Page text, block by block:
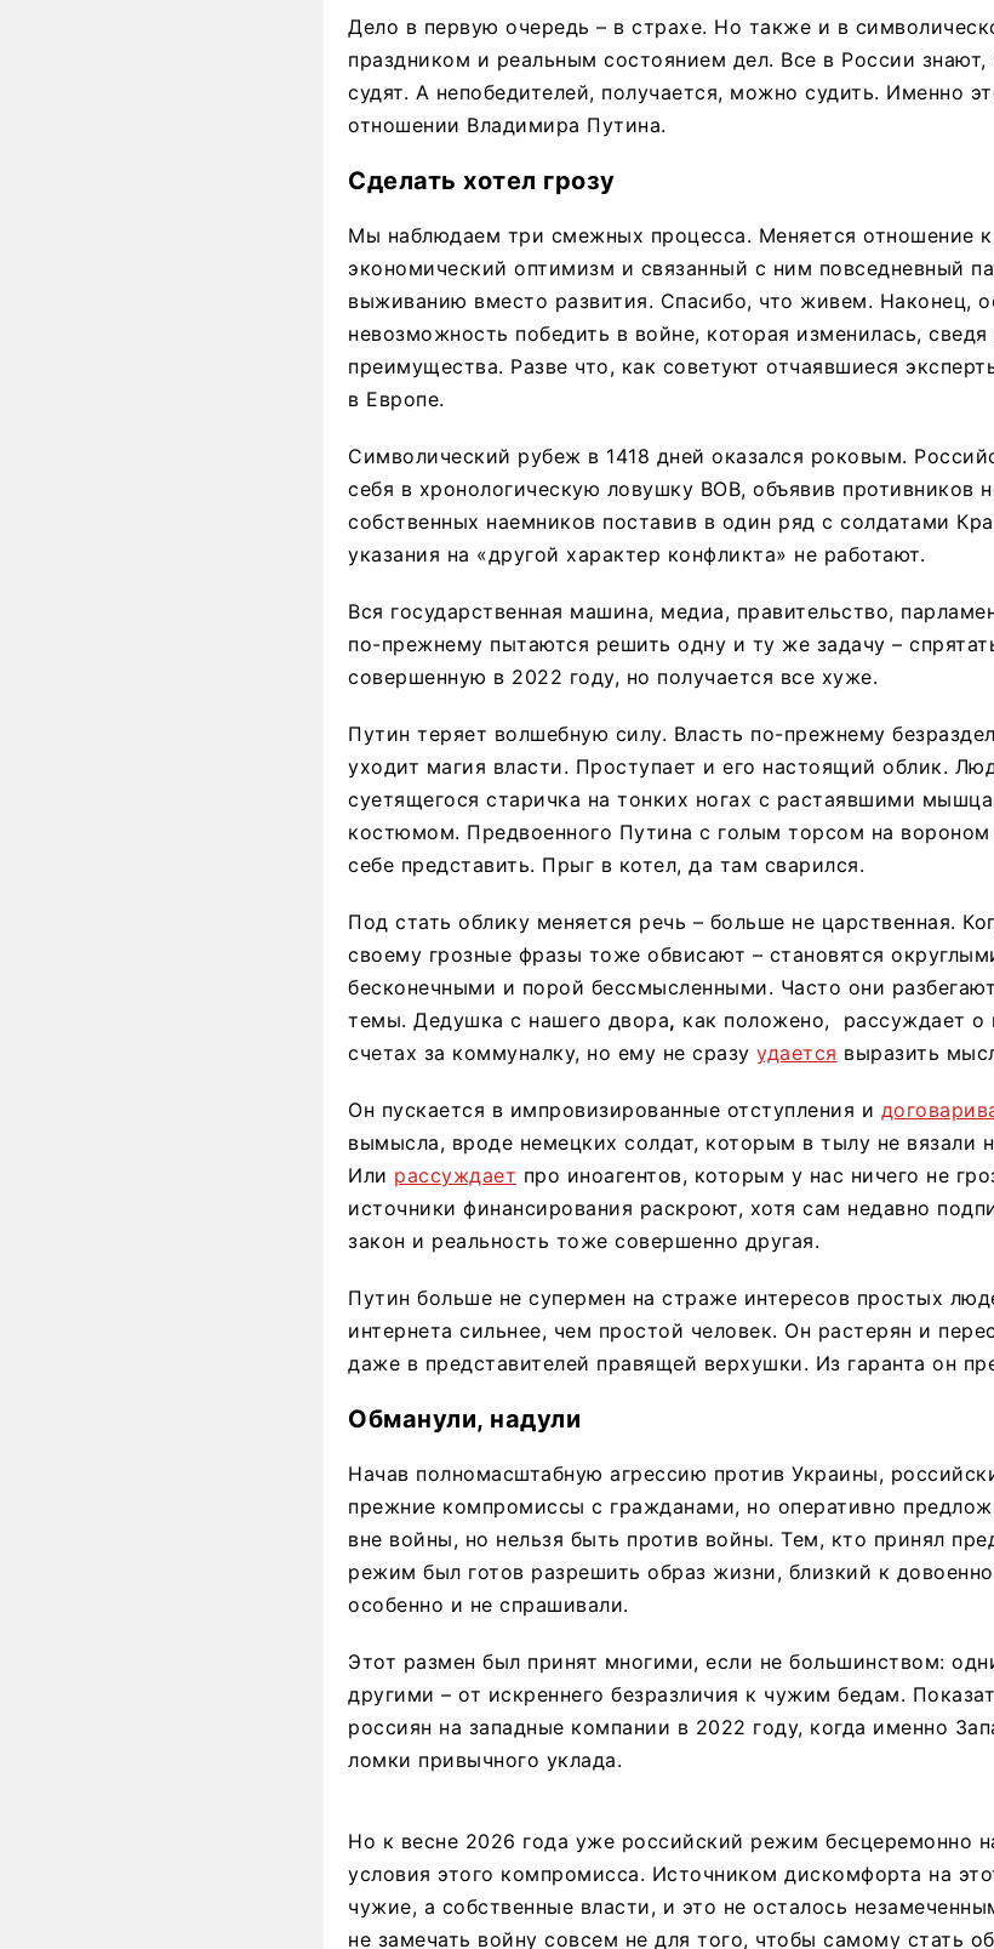
Дело в первую очередь – в страхе. Но также и в
праздником и реальным состоянием дел. Все в России знают,
судят. А непобедителей, получается, можно судить. Именно
отношении Владимира Путина.
Сделать хотел грозу
Мы наблюдаем три смежных процесса. Меняется отношение
экономический оптимизм и связанный с ним повседневный
выживанию вместо развития. Спасибо, что живем. Наконец,
невозможность победить в войне, которая изменилась,
преимущества. Разве что, как советуют отчаявшиеся
в Европе.
Символический рубеж в 1418 дней оказался роковым.
себя в хронологическую ловушку ВОВ, объявив противников
собственных наемников поставив в один ряд с солдатами
указания на «другой характер конфликта» не работают.
Вся государственная машина, медиа, правительство,
по-прежнему пытаются решить одну и ту же задачу –
совершенную в 2022 году, но получается все хуже.
Путин теряет волшебную силу. Власть по-прежнему
уходит магия власти. Проступает и его настоящий облик.
суетящегося старичка на тонких ногах с растаявшими
костюмом. Предвоенного Путина с голым торсом на
себе представить. Прыг в котел, да там сварился.
Под стать облику меняется речь – больше не царственная.
своему грозные фразы тоже обвисают – становятся
бесконечными и порой бессмысленными. Часто они
темы. Дедушка с нашего двора, как положено, рассуждает о
счетах за коммуналку, но ему не сразу удается выразить
Он пускается в импровизированные отступления и
вымысла, вроде немецких солдат, которым в тылу не вязали
Или рассуждает про иноагентов, которым у нас ничего не
источники финансирования раскроют, хотя сам недавно
закон и реальность тоже совершенно другая.
Путин больше не супермен на страже интересов простых
интернета сильнее, чем простой человек. Он растерян и
даже в представителей правящей верхушки. Из гаранта он
Обманули, надули
Начав полномасштабную агрессию против Украины,
прежние компромиссы с гражданами, но оперативно
вне войны, но нельзя быть против войны. Тем, кто принял
режим был готов разрешить образ жизни, близкий к
особенно и не спрашивали.
Этот размен был принят многими, если не большинством:
другими – от искреннего безразличия к чужим бедам.
россиян на западные компании в 2022 году, когда именно
ломки привычного уклада.
Но к весне 2026 года уже российский режим бесцеремонно
условия этого компромисса. Источником дискомфорта на
чужие, а собственные власти, и это не осталось
не замечать войну совсем не для того, чтобы самому стать